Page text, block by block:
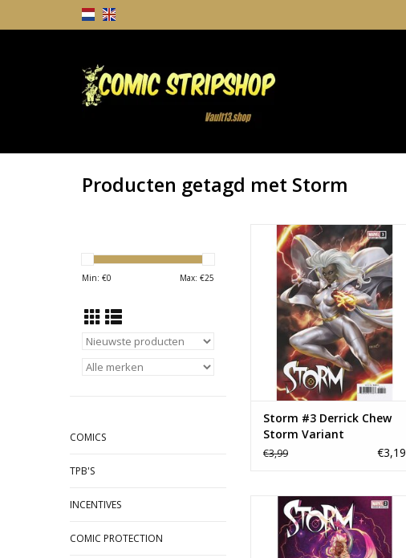
Producten getagd met Storm
Min: €0 Max: €25
COMICS
TPB'S
INCENTIVES
COMIC PROTECTION
Storm #3 Derrick Chew Storm
Variant
TOEVOEGEN AAN WINKELWAGEN
Storm #3 Derrick Chew
Storm Variant
€3,99 €3,19
Storm #2 Ernanda Souza Storm
Variant
TOEVOEGEN AAN WINKELWAGEN